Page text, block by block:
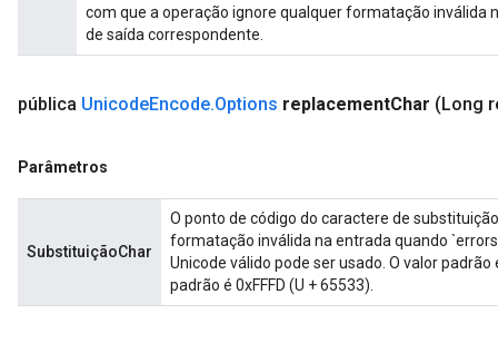
com que a operação ignore qualquer formatação inválida
de saída correspondente.
pública UnicodeEncode.Options replacementChar (Long
Parâmetros
SubstituiçãoChar
O ponto de código do caractere de
formatação inválida na entrada quando
Unicode válido pode ser usado. O valor
padrão é 0xFFFD (U + 65533).